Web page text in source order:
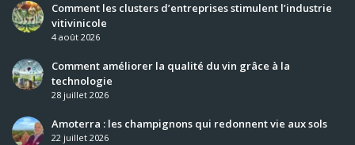
Comment les clusters d’entreprises stimulent l’industrie
vitivinicole
4 août 2026
Comment améliorer la qualité du vin grâce à la
technologie
28 juillet 2026
Amoterra : les champignons qui redonnent vie aux sols
22 juillet 2026